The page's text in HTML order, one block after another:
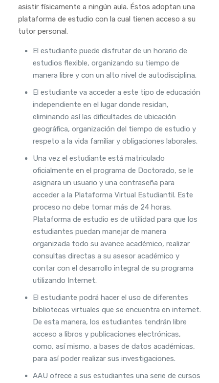
asistir físicamente a ningún aula. Éstos adoptan una
plataforma de estudio con la cual tienen acceso a su
tutor personal.
El estudiante puede disfrutar de un horario de
estudios flexible, organizando su tiempo de
manera libre y con un alto nivel de autodisciplina.
El estudiante va acceder a este tipo de educación
independiente en el lugar donde residan,
eliminando así las dificultades de ubicación
geográfica, organización del tiempo de estudio y
respeto a la vida familiar y obligaciones laborales.
Una vez el estudiante está matriculado
oficialmente en el programa de Doctorado, se le
asignara un usuario y una contraseña para
acceder a la Plataforma Virtual Estudiantil. Este
proceso no debe tomar más de 24 horas.
Plataforma de estudio es de utilidad para que los
estudiantes puedan manejar de manera
organizada todo su avance académico, realizar
consultas directas a su asesor académico y
contar con el desarrollo integral de su programa
utilizando Internet.
El estudiante podrá hacer el uso de diferentes
bibliotecas virtuales que se encuentra en internet.
De esta manera, los estudiantes tendrán libre
acceso a libros y publicaciones electrónicas,
como, así mismo, a bases de datos académicas,
para así poder realizar sus investigaciones.
AAU ofrece a sus estudiantes una serie de cursos